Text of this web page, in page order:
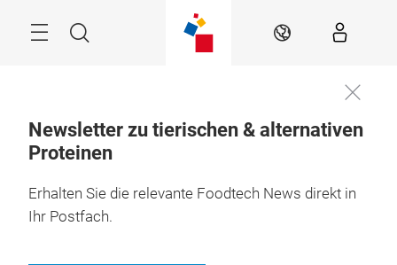
Suche DE
Newsletter zu tierischen & alternativen
Proteinen
Erhalten Sie die relevante Foodtech News direkt in
Ihr Postfach.